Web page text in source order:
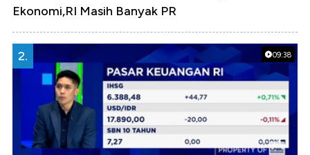
Ekonomi,RI Masih Banyak PR
09:38
2.